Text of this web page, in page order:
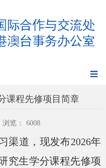
课程先修项目简章
浏览： 6008
渠道，现发布2026年
究生学分课程先修项